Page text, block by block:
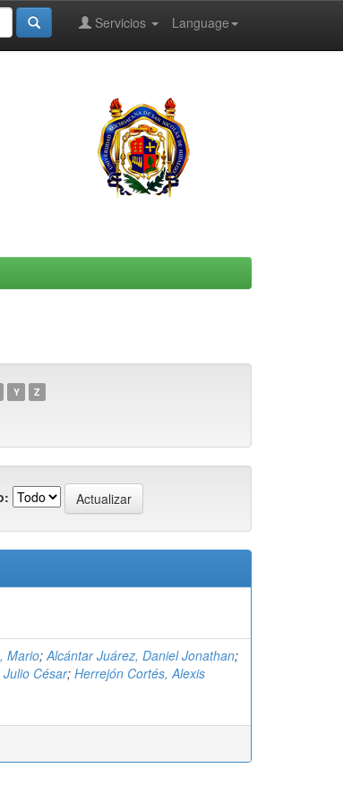
Language
Servicios
Y Z
Mario;Alcántar Juárez, Daniel Jonathan;
Julio César; Herrejón Cortés, Alexis